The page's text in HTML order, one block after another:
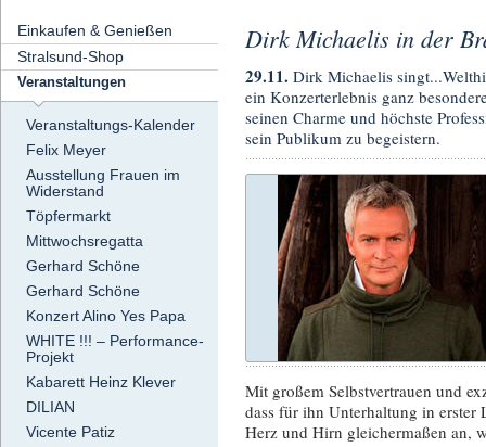
Einkaufen & Genießen
Stralsund-Shop
Veranstaltungen
Veranstaltungs-Kalender
Felix Meyer
Ausstellung Frauen im
Widerstand
Töpfermarkt
Mittwochsregatta
Gerhard Schöne
Gerhard Schöne
Konzert Alino Yes Papa
WHITE !!! – Performance-
Projekt
Kabarett Heinz Klever
DILIAN
Vicente Patiz
Dirk Michaelis in der
29.11. Dirk Michaelis
ein Konzerterlebnis ganz
seinen Charme und höchste
sein Publikum zu begeistern.
Mit großem Selbstvertrauen und
dass für ihn Unterhaltung in erster
Herz und Hirn gleichermaßen an,